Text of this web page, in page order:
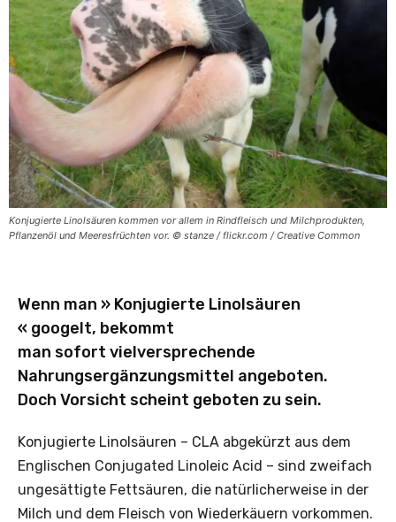
Konjugierte Linolsäuren kommen vor allem in Rindfleisch und Milchprodukten,
Pflanzenöl und Meeresfrüchten vor. © stanze / flickr.com / Creative Common
Wenn man » Konjugierte Linolsäuren
« googelt, bekommt
man sofort vielversprechende
Nahrungsergänzungsmittel angeboten.
Doch Vorsicht scheint geboten zu sein.
Konjugierte Linolsäuren – CLA abgekürzt aus dem
Englischen Conjugated Linoleic Acid – sind zweifach
ungesättigte Fettsäuren, die natürlicherweise in der
Milch und dem Fleisch von Wiederkäuern vorkommen.